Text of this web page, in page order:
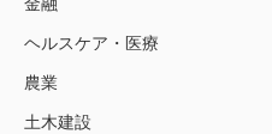
金融
ヘルスケア・医療
農業
土木建設